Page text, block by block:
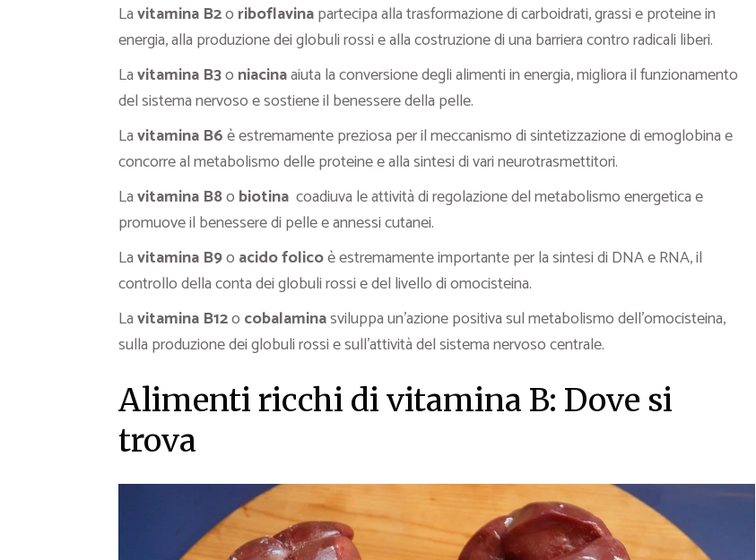
Lavitamina B2o riboflavinapartecipa alla trasformazione di carboidrati, grassi e proteine in
energia, alla produzione dei globuli rossi e alla costruzione di una barriera contro radicali liberi.
Lavitamina B3o niacinaaiuta la conversione degli alimenti in energia, migliora il funzionamento
del sistema nervoso e sostiene il benessere della pelle.
Lavitamina B6è estremamente preziosa per il meccanismo di sintetizzazione di emoglobina e
concorre al metabolismo delle proteine e alla sintesi di vari neurotrasmettitori.
Lavitamina B8o biotina coadiuva le attività di regolazione del metabolismo energetica e
promuove il benessere di pelle e annessi cutanei.
Lavitamina B9o acido folicoè estremamente importante per la sintesi di DNA e RNA, il
controllo della conta dei globuli rossi e del livello di omocisteina.
Lavitamina B12o cobalaminasviluppa un’azione positiva sul metabolismo dell’omocisteina,
sulla produzione dei globuli rossi e sull’attività del sistema nervoso centrale.
Alimenti ricchi di vitamina B: Dove si
trova